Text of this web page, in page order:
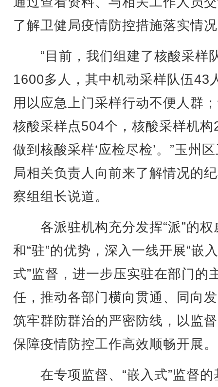
了解卫健局疫情防控措施落实情
“目前，我们组建了核酸采样
1600多人，其中机动采样队伍43
用以应急上门采样行动不便人群
核酸采样点504个，核酸采样机构
做到核酸采样‘应检尽检’。”玉州
局相关负责人向前来了解情况的
察组组长说道。
各派驻机构充分发挥“派”的权
和“驻”的优势，深入一线开展“嵌入
式”监督，进一步压实驻在部门的
任，推动各部门横向贯通、同向
筑牢群防群治的严密防线，以监
保障疫情防控工作高效顺畅开展。
在专项监督、“嵌入式”监督的